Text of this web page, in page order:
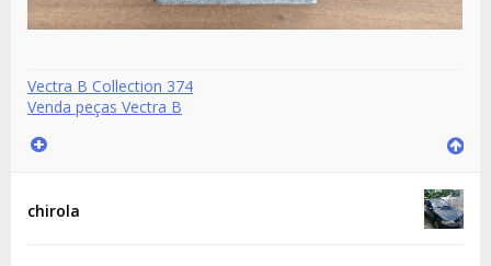
Vectra B Collection 374
Venda peças Vectra B
chirola